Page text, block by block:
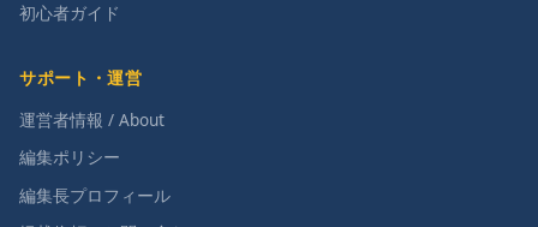
初心者ガイド
サポート・運営
運営者情報 / About
編集ポリシー
編集長プロフィール